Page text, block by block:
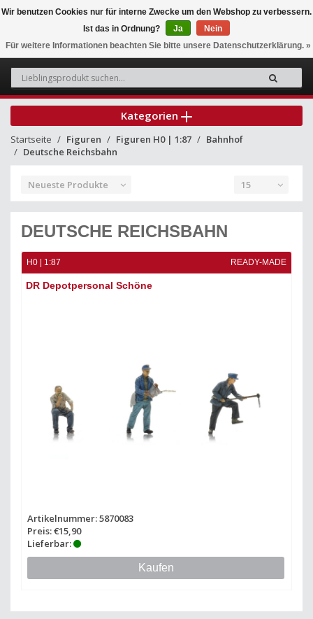
0
Kategorien
Startseite Figuren Figuren H0 | 1:87
Bahnhof
Deutsche Reichsbahn
Neueste Produkte 15
DEUTSCHE REICHSBAHN
H0 | 1:87 READY-MADE
DR Depotpersonal Schöne
Artikelnummer: 5870083
Preis: €15,90
Lieferbar:
Kaufen
Wir benutzen Cookies nur für interne Zwecke um den Webshop zu verbessern.
Ist das in Ordnung?
Ja
Nein
Für weitere Informationen beachten Sie bitte unsere Datenschutzerklärung. »